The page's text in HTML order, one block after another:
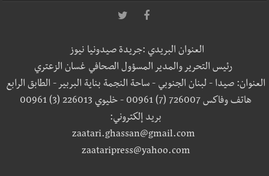
العنوان البريدي :جريدة صيدونيا نيوز
رئيس التحرير والمدير المسؤول الصحافي غسان الزعتري
العنوان: صيدا - لبنان الجنوبي - ساحة النجمة بناية البربير - الطابق الرابع
هاتف وفاكس 726007 (7) 00961 - خليوي 226013 (3) 00961
بريد إلكتروني:
zaatari.ghassan@gmail.com
zaataripress@yahoo.com